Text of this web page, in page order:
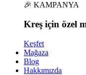
🎉 KAMPANYA
Kreş için özel
Keşfet
Mağaza
Blog
Hakkımızda